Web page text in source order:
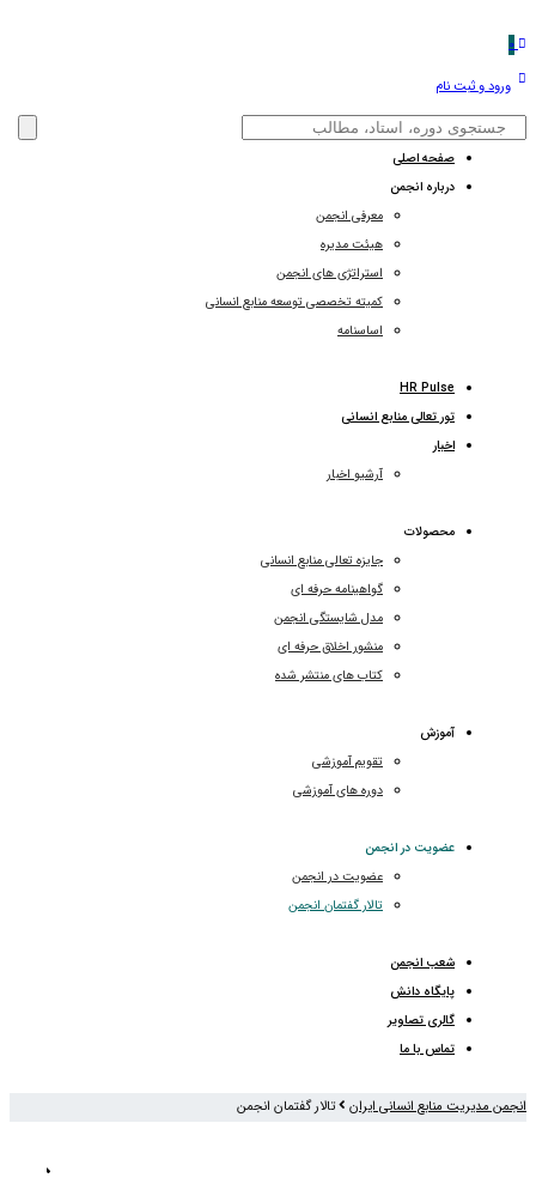
0
ورود و ثبت نام
صفحه اصلی
درباره انجمن
معرفی انجمن
هیئت مدیره
استراتژی های انجمن
کمیته تخصصی توسعه منابع انسانی
اساسنامه
HR Pulse
تور تعالی منابع انسانی
اخبار
آرشیو اخبار
محصولات
جایزه تعالی منابع انسانی
گواهینامه حرفه ای
مدل شایستگی انجمن
منشور اخلاق حرفه ای
کتاب های منتشر شده
آموزش
تقویم آموزشی
دوره های آموزشی
عضویت در انجمن
عضویت در انجمن
تالار گفتمان انجمن
شعب انجمن
پایگاه دانش
گالری تصاویر
تماس با ما
انجمن مدیریت منابع انسانی ایران تالار گفتمان انجمن